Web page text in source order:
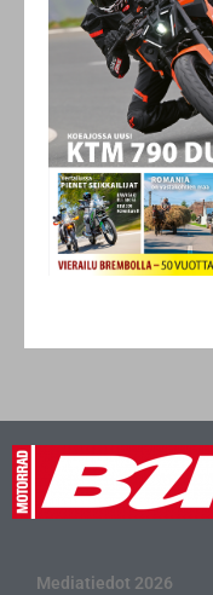
Mediatiedot 2026